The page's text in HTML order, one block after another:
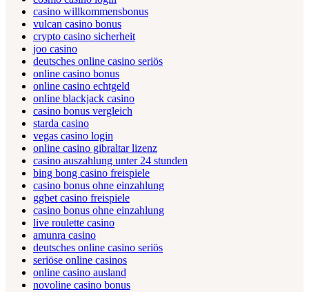
casino willkommensbonus
vulcan casino bonus
crypto casino sicherheit
joo casino
deutsches online casino seriös
online casino bonus
online casino echtgeld
online blackjack casino
casino bonus vergleich
starda casino
vegas casino login
online casino gibraltar lizenz
casino auszahlung unter 24 stunden
bing bong casino freispiele
casino bonus ohne einzahlung
ggbet casino freispiele
casino bonus ohne einzahlung
live roulette casino
amunra casino
deutsches online casino seriös
seriöse online casinos
online casino ausland
novoline casino bonus